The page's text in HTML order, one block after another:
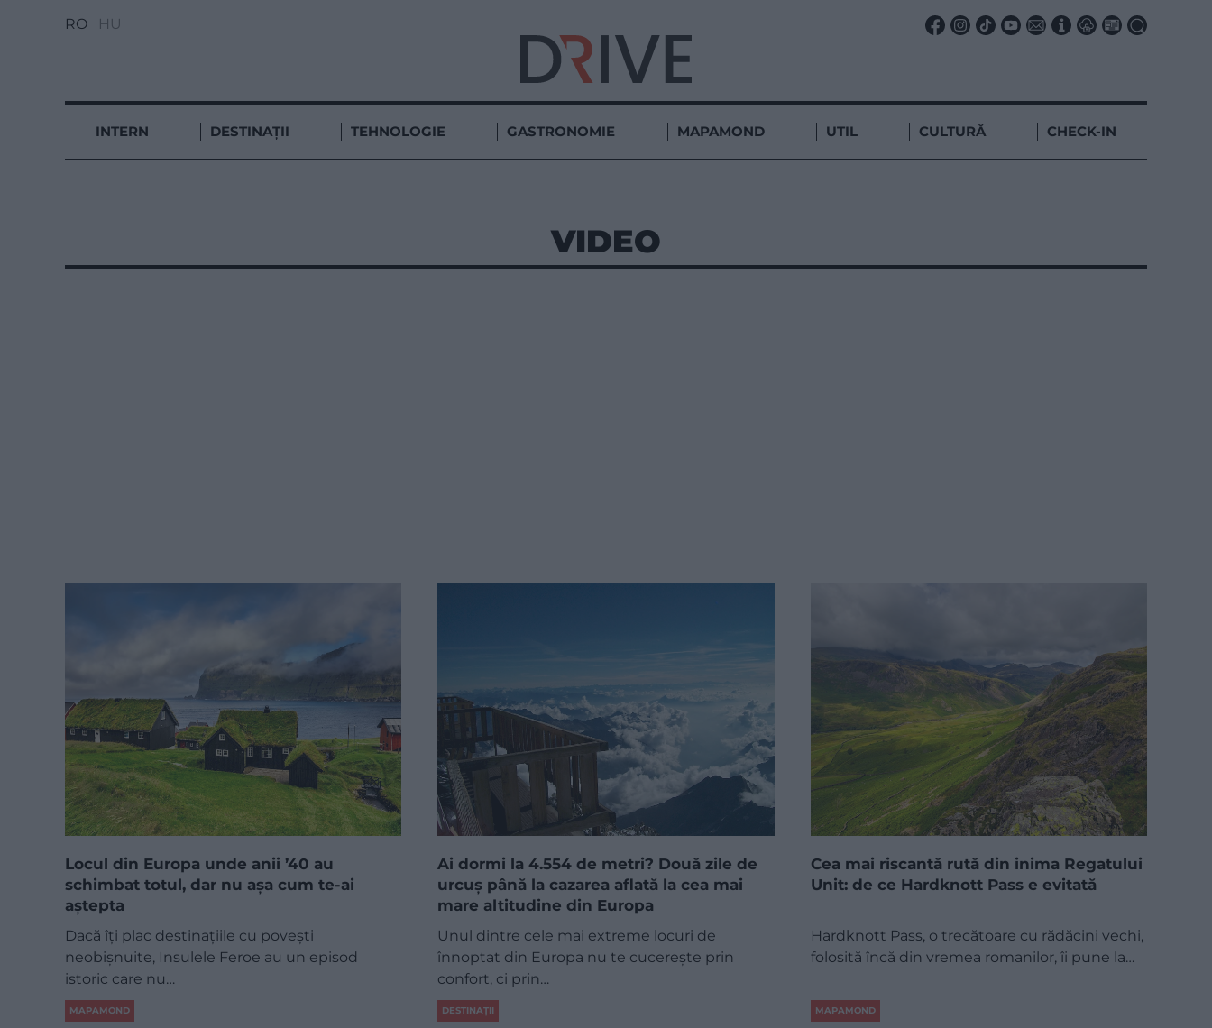
RO HU
INTERN DESTINAȚII TEHNOLOGIE GASTRONOMIE MAPAMOND UTIL CULTURĂ CHECK-IN
VIDEO
Locul din Europa unde anii ’40 au
schimbat totul, dar nu așa cum te-ai
aștepta
Dacă îți plac destinațiile cu povești
neobișnuite, Insulele Feroe au un episod
istoric care nu…
MAPAMOND
Ai dormi la 4.554 de metri? Două zile de
urcuș până la cazarea aflată la cea mai
mare altitudine din Europa
Unul dintre cele mai extreme locuri de
înnoptat din Europa nu te cucerește prin
confort, ci prin…
DESTINAȚII
Cea mai riscantă rută din inima Regatului
Unit: de ce Hardknott Pass e evitată
Hardknott Pass, o trecătoare cu rădăcini vechi,
folosită încă din vremea romanilor, îi pune la…
MAPAMOND